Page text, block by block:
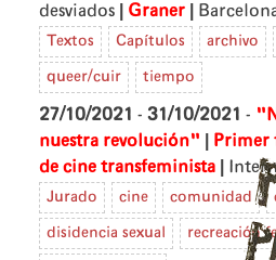
desviados
Graner
Textos Capítulos archivo
queer/cuir tiempo
27/10/2021 - 31/10/2021 -
nuestra revolución"
Primer
de cine transfeminista
Jurado cine comunidad
disidencia sexual recreación